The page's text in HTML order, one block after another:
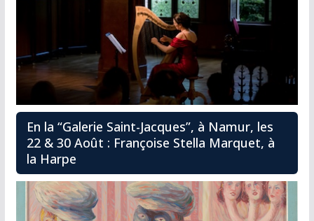
En la “Galerie Saint-Jacques”, à Namur, les
22 & 30 Août : Françoise Stella Marquet, à
la Harpe